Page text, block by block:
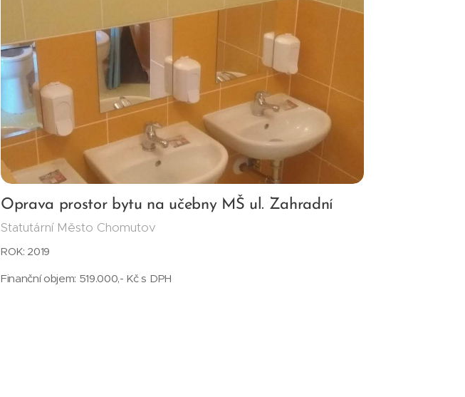
Oprava prostor bytu na učebny MŠ ul. Zahradní
Statutární Město Chomutov
ROK: 2019
Finanční objem: 519.000,- Kč s DPH